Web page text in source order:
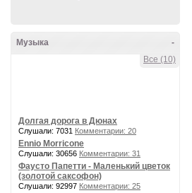
-
Музыка
Все (10)
Долгая дорога в Дюнах
Слушали: 7031 Комментарии: 20
Ennio Morricone
Слушали: 30656 Комментарии: 31
Фаусто Папетти - Маленький цветок
(золотой саксофон)
Слушали: 92997 Комментарии: 25